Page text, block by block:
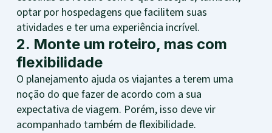
optar por hospedagens que facilitem suas
atividades e ter uma experiência incrível.
2. Monte um roteiro, mas com
flexibilidade
O planejamento ajuda os viajantes a terem uma
noção do que fazer de acordo com a sua
expectativa de viagem. Porém, isso deve vir
acompanhado também de flexibilidade.